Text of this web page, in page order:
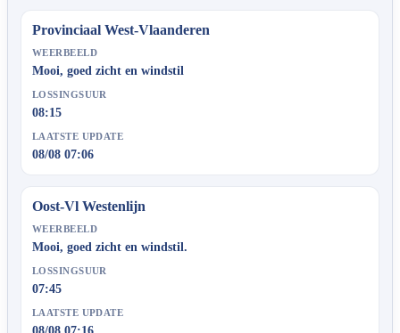
Provinciaal West-Vlaanderen
WEERBEELD
Mooi, goed zicht en windstil
LOSSINGSUUR
08:15
LAATSTE UPDATE
08/08 07:06
Oost-Vl Westenlijn
WEERBEELD
Mooi, goed zicht en windstil.
LOSSINGSUUR
07:45
LAATSTE UPDATE